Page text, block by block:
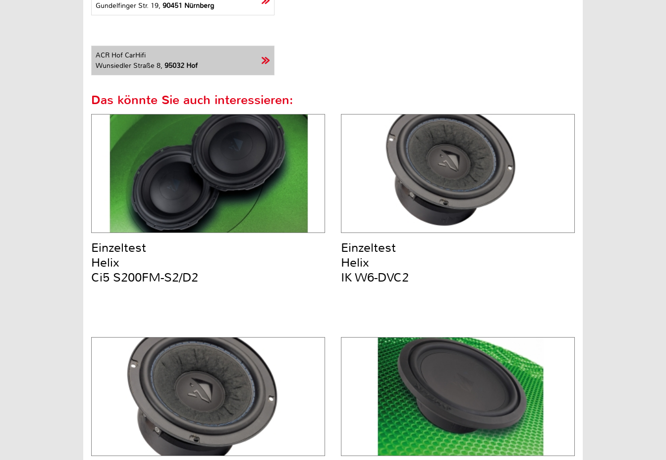
Gundelfinger Str. 19, 90451 Nürnberg
ACR Hof CarHifi
Wunsiedler Straße 8, 95032 Hof
Das könnte Sie auch interessieren:
Einzeltest
Helix
Ci5 S200FM-S2/D2
Einzeltest
Helix
IK W6-DVC2